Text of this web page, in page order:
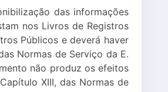
das informações
nos Livros de Registros
Públicos e deverá haver
Normas de Serviço da E.
não produz os efeitos
XIII, das Normas de